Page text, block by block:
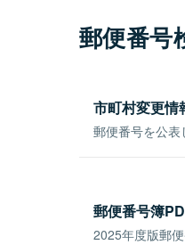
郵便番号
市町村変更情
郵便番号を公表
郵便番号簿
2025年度版郵